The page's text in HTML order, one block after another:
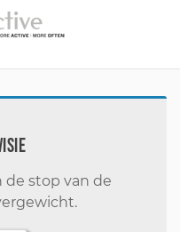
de stop van de